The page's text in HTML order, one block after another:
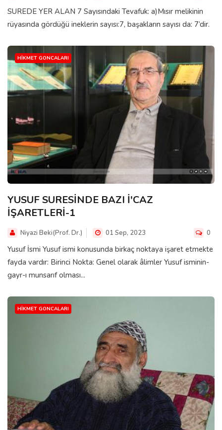
SUREDE YER ALAN 7 Sayısındaki Tevafuk: a)Mısır melikinin
rüyasında gördüğü ineklerin sayısı:7, başakların sayısı da: 7’dir.
HIKMET GONCALARI
YUSUF SURESİNDE BAZI İ'CAZ
İŞARETLERİ-1
Niyazi Beki(Prof. Dr.) 01 Sep, 2023 0
Yusuf İsmi Yusuf ismi konusunda birkaç noktaya işaret etmekte
fayda vardır: Birinci Nokta: Genel olarak âlimler Yusuf isminin-
gayr-ı munsarıf olması...
HIKMET GONCALARI